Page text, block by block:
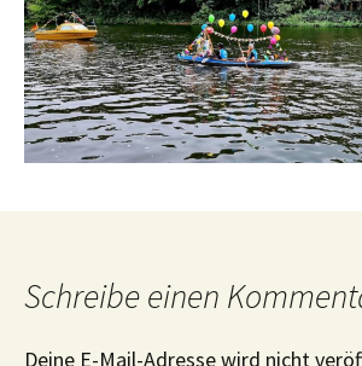
Schreibe einen
Deine E-Mail-Adresse wird nicht